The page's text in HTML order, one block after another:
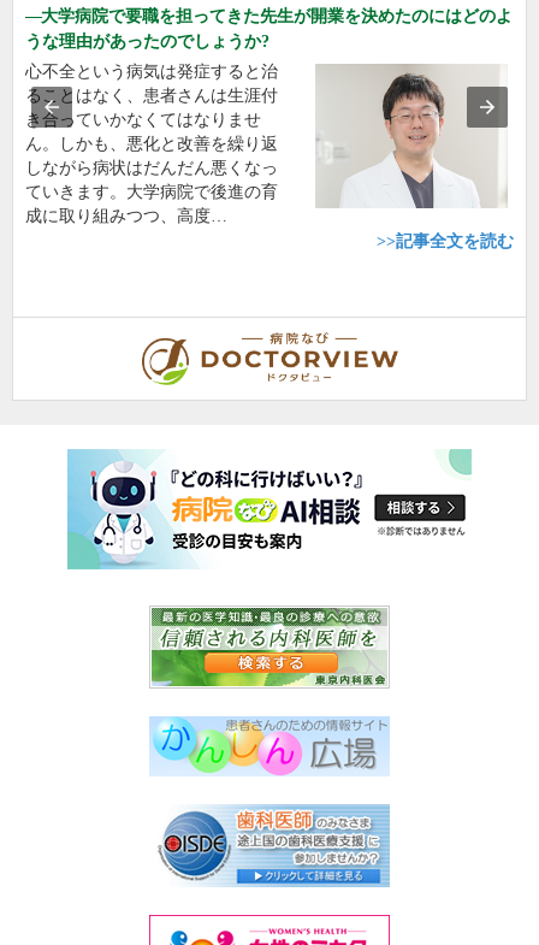
大学病院で要職を担ってきた先生が開業を決めたのにはどのよ
うな理由があったのでしょうか?
心不全という病気は発症すると治
ることはなく、患者さんは生涯付
き合っていかなくてはなりませ
ん。しかも、悪化と改善を繰り返
しながら病状はだんだん悪くなっ
ていきます。大学病院で後進の育
成に取り組みつつ、高度…
>>記事全文を読む